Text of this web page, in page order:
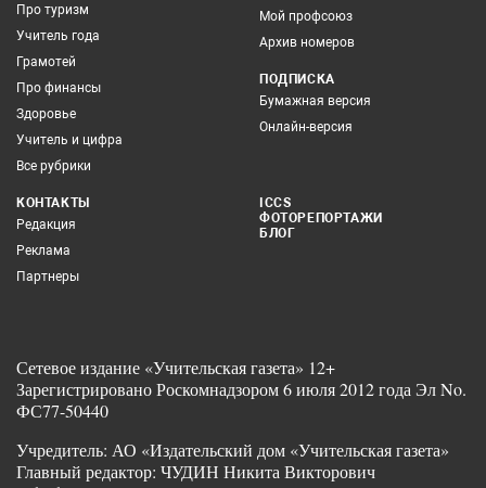
Про туризм
Учитель года
Грамотей
Про финансы
Здоровье
Учитель и цифра
Все рубрики
Мой профсоюз
Архив номеров
ПОДПИСКА
Бумажная версия
Онлайн-версия
КОНТАКТЫ
Редакция
Реклама
Партнеры
ICCS
ФОТОРЕПОРТАЖИ
БЛОГ
Сетевое издание «Учительская газета» 12+
Зарегистрировано Роскомнадзором 6 июля 2012 года Эл No.
ФС77-50440
Учредитель: АО «Издательский дом «Учительская газета»
Главный редактор: ЧУДИН Никита Викторович